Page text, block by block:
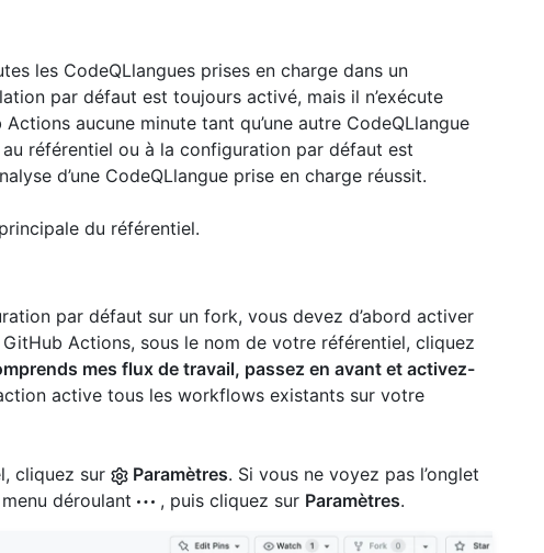
les CodeQLlangues prises en charge dans un
par défaut est toujours activé, mais il n’exécute
aucune minute tant qu’une autre CodeQLlangue
au référentiel ou à la configuration par défaut est
d’une CodeQLlangue prise en charge réussit.
du référentiel.
par défaut sur un fork, vous devez d’abord activer
Actions, sous le nom de votre référentiel, cliquez
mes flux de travail, passez en avant et activez-
active tous les workflows existants sur votre
cliquez sur Paramètres. Si vous ne voyez pas l’onglet
déroulant
, puis cliquez sur Paramètres.